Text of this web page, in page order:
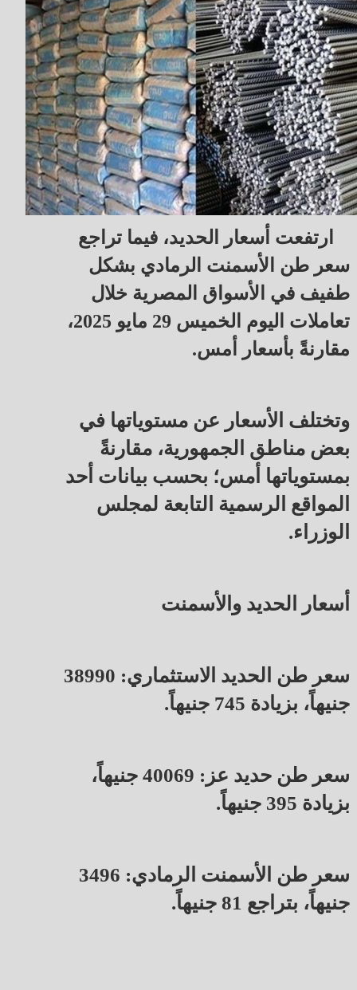
ارتفعت أسعار الحديد، فيما تراجع
سعر طن الأسمنت الرمادي بشكل
طفيف في الأسواق المصرية خلال
تعاملات اليوم الخميس 29 مايو 2025،
مقارنةً بأسعار أمس.
وتختلف الأسعار عن مستوياتها في
بعض مناطق الجمهورية، مقارنةً
بمستوياتها أمس؛ بحسب بيانات أحد
المواقع الرسمية التابعة لمجلس
الوزراء.
أسعار الحديد والأسمنت
سعر طن الحديد الاستثماري: 38990
جنيهاً، بزيادة 745 جنيهاً.
سعر طن حديد عز: 40069 جنيهاً،
بزيادة 395 جنيهاً.
سعر طن الأسمنت الرمادي: 3496
جنيهاً، بتراجع 81 جنيهاً.